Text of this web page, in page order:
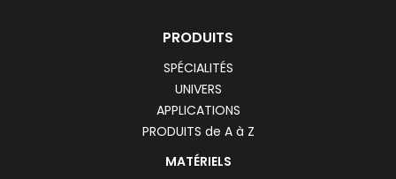
PRODUITS
SPÉCIALITÉS
UNIVERS
APPLICATIONS
PRODUITS de A à Z
MATÉRIELS